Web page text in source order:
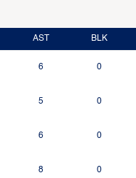
AST BLK
6 0
5 0
6 0
8 0